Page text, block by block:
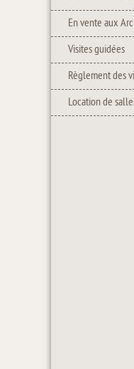
En vente aux
Visites guidées
Règlement des
Location de